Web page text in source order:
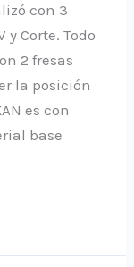
con 3
Corte. Todo
2 fresas
la posición
es con
base